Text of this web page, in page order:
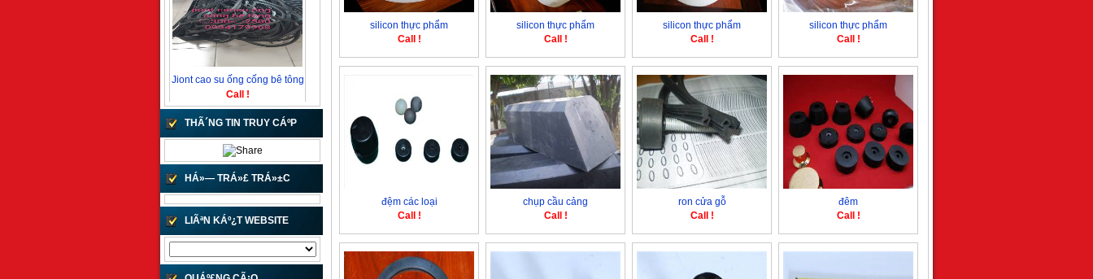
Jiont cao su ống cống bê tông
Call !
10 VND
THÃ´NG TIN TRUY CÁº­P
HÁ»— TRÁ»£ TRÁ»±C
TUYÁº¿N
LIÃªN KÁº¿T WEBSITE
silicon thực phẩm
Call !
silicon thực phẩm
Call !
silicon thực phẩm
Call !
silicon thực phẩm
Call !
đệm các loại
Call !
chụp cầu cảng
Call !
ron cửa gỗ
Call !
đêm
Call !